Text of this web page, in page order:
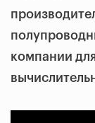
компании